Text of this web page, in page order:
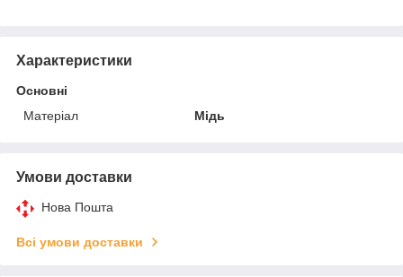
Характеристики
Основні
Матеріал
Мідь
Умови доставки
Нова Пошта
Всі умови доставки